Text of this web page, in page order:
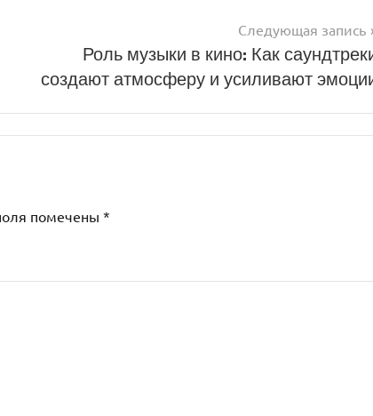
Следующая запись
Роль музыки в кино: Как
создают атмосферу и усиливают
помечены *